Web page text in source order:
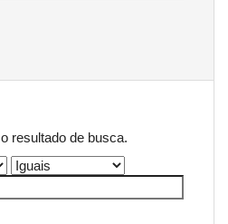
resultado de busca.